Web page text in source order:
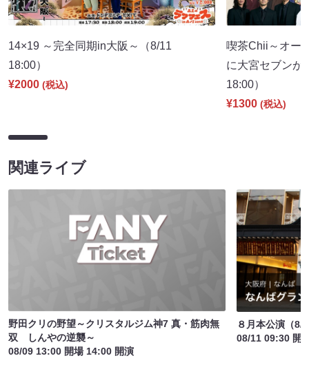
14×19 ～完全同期in大阪～（8/11
18:00）
¥2000 (税込)
喫茶Chii～オー
に大宮セブン
18:00）
¥1300 (税込)
関連ライブ
野田クリの野望～クリスタルジム神7 真・筋肉無
双 しんやの逆襲～
08/09 13:00 開場 14:00 開演
８月本公演（8/
08/11 09:30 開